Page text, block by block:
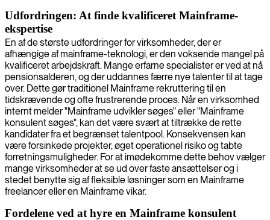
Udfordringen: At finde kvalificeret Mainframe-
ekspertise
En af de største udfordringer for virksomheder, der er
afhængige af mainframe-teknologi, er den voksende mangel på
kvalificeret arbejdskraft. Mange erfarne specialister er ved at nå
pensionsalderen, og der uddannes færre nye talenter til at tage
over. Dette gør traditionel Mainframe rekruttering til en
tidskrævende og ofte frustrerende proces. Når en virksomhed
internt melder "Mainframe udvikler søges" eller "Mainframe
konsulent søges", kan det være svært at tiltrække de rette
kandidater fra et begrænset talentpool. Konsekvensen kan
være forsinkede projekter, øget operationel risiko og tabte
forretningsmuligheder. For at imødekomme dette behov vælger
mange virksomheder at se ud over faste ansættelser og i
stedet benytte sig af fleksible løsninger som en Mainframe
freelancer eller en Mainframe vikar.
Fordelene ved at hyre en Mainframe konsulent